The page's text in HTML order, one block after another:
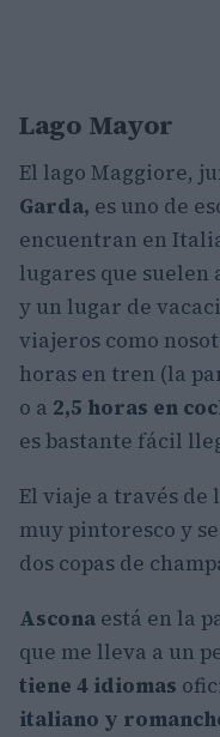
Lago Mayor
El lago Maggiore,
Garda, es uno de
encuentran en
lugares que suelen
y un lugar de
viajeros como
horas en tren (la
o a 2,5 horas en
es bastante fácil
El viaje a través de
muy pintoresco y
dos copas de
Ascona está en la
que me lleva a un
tiene 4 idiomas
italiano y